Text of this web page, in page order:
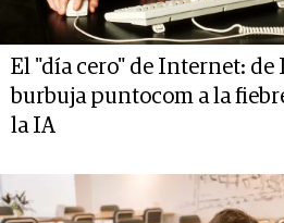
El "día cero" de Internet: de
burbuja puntocom a la
la IA